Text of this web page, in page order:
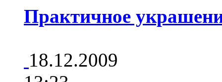
Практичное
18.12.2009